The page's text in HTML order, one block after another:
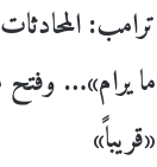
ترامب:
ما يرام»…
«قريباً»